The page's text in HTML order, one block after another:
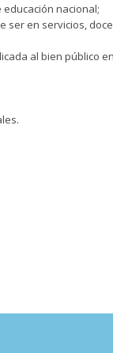
nacional;
ser en servicios,
al bien público